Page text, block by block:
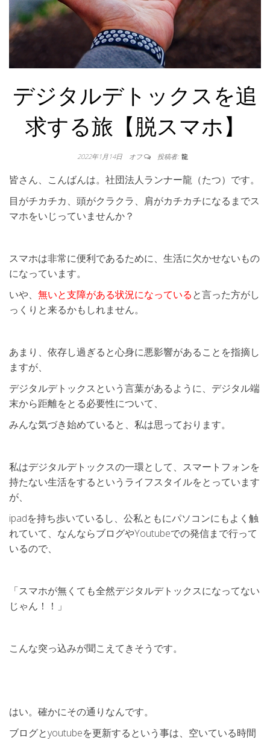
デジタルデトックスを追
求する旅【脱スマホ】
2022年1月14日 オフ 投稿者: 龍
皆さん、こんばんは。社団法人ランナー龍（たつ）です。
目がチカチカ、頭がクラクラ、肩がカチカチになるまでス
マホをいじっていませんか？
スマホは非常に便利であるために、生活に欠かせないもの
になっています。
いや、 無いと支障がある状況になっていると言った方がし
っくりと来るかもしれません。
あまり、依存し過ぎると心身に悪影響があることを指摘し
ますが、
デジタルデトックスという言葉があるように、デジタル端
末から距離をとる必要性について、
みんな気づき始めていると、私は思っております。
私はデジタルデトックスの一環として、スマートフォンを
持たない生活をするというライフスタイルをとっています
が、
ipadを持ち歩いているし、公私ともにパソコンにもよく触
れていて、なんならブログやYoutubeでの発信まで行って
いるので、
「スマホが無くても全然デジタルデトックスになってない
じゃん！！」
こんな突っ込みが聞こえてきそうです。
はい。確かにその通りなんです。
ブログとyoutubeを更新するという事は、空いている時間